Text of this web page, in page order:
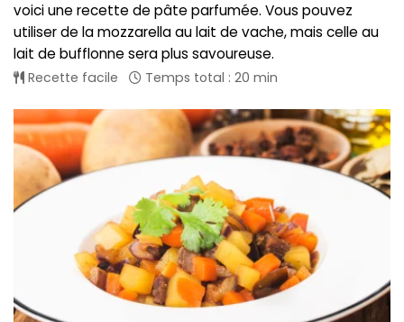
voici une recette de pâte parfumée. Vous pouvez
utiliser de la mozzarella au lait de vache, mais celle au
lait de bufflonne sera plus savoureuse.
Recette facile Temps total : 20 min